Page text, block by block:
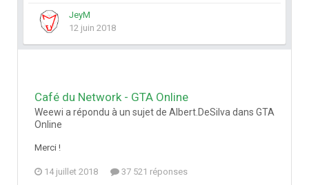
JeyM
12 juin 2018
Café du Network - GTA Online
Weewi a répondu à un sujet de Albert.DeSilva dans GTA
Online
Merci !
14 juillet 2018 37 521 réponses